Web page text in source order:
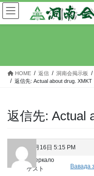
コ
ン
テ
ス
ナ
ビ
ゲ
ン
HOME 返信 洞南会掲示板
返信先: Actual about drug. XMKT
返信先: Actual
2024年5月16日 5:15 PM
Вавада зеркало
ゲスト
Вавада